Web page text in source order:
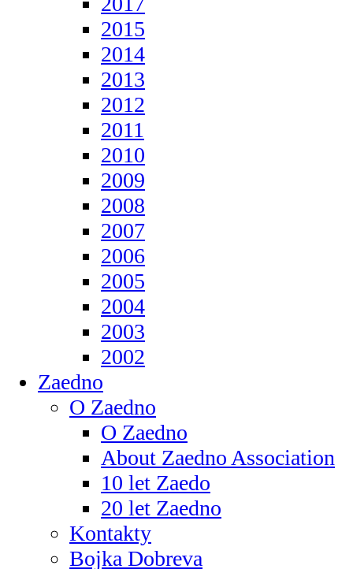
2015
2014
2013
2012
2011
2010
2009
2008
2007
2006
2005
2004
2003
2002
Zaedno
O Zaedno
O Zaedno
About Zaedno Association
10 let Zaedo
20 let Zaedno
Kontakty
Bojka Dobreva